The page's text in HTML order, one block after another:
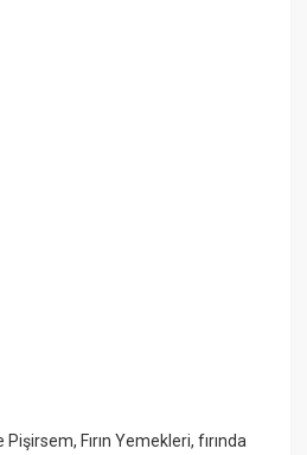
Pişirsem, Fırın Yemekleri,fırında